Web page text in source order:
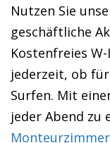
Nutzen Sie
geschäftliche
Kostenfreies
jederzeit, ob
Surfen. Mit
jeder Abend zu